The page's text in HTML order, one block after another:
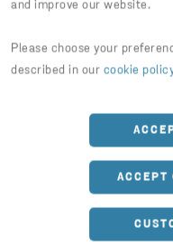
and improve our website.
Please choose your
described in our cookie policy
ACCEPT
KAIVOASEMA
Vastaanotamme
menetelmin ja